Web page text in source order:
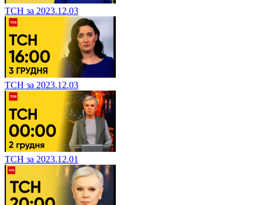
ТСН за 2023.12.03
ТСН за 2023.12.03
ТСН за 2023.12.01